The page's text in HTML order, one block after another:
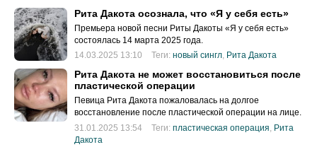
Рита Дакота осознала, что «Я у себя есть»
Премьера новой песни Риты Дакоты «Я у себя есть»
состоялась 14 марта 2025 года.
14.03.2025 13:10
Теги: новый сингл, Рита Дакота
Рита Дакота не может восстановиться после
пластической операции
Певица Рита Дакота пожаловалась на долгое
восстановление после пластической операции на лице.
31.01.2025 13:54
Теги: пластическая операция Рита
Дакота